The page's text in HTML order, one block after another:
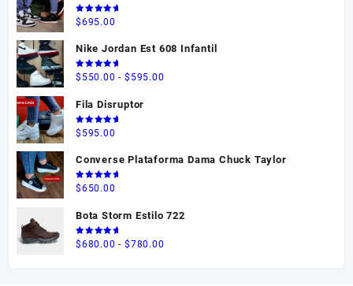
Valorado
en 5.00
$695.00
Nike Jordan Est 608 Infantil
Valorado
en
$ 550.00 - $ 595.00
hasta
Fila Disruptor
Valorado
en 5.00
$ 595.00
Converse Plataforma Dama Chuck Taylor
Valorado
en
$650.00
Bota Storm Estilo 722
Valorado
en 5.00
$680.00 - $780.00